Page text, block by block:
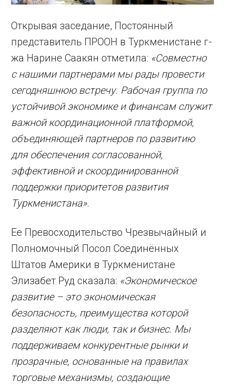
Открывая заседание, Постоянный
представитель ПРООН в Туркменистане г-
жа Нарине Саакян отметила: «Совместно
с нашими партнерами мы рады провести
сегодняшнюю встречу. Рабочая группа по
устойчивой экономике и финансам служит
важной координационной платформой,
объединяющей партнеров по развитию
для обеспечения согласованной,
эффективной и скоординированной
поддержки приоритетов развития
Туркменистана».
Ее Превосходительство Чрезвычайный и
Полномочный Посол Соединённых
Штатов Америки в Туркменистане
Элизабет Руд сказала: «Экономическое
развитие – это экономическая
безопасность, преимущества которой
разделяют как люди, так и бизнес. Мы
поддерживаем конкурентные рынки и
прозрачные, основанные на правилах
торговые механизмы, создающие